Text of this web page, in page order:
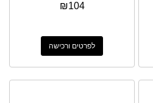
₪104
לפרטים ורכישה